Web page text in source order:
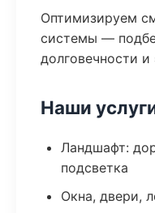
Оптимизируем
системы —
долговечности и
Наши
Ландшафт:
подсветка
Окна, двери,